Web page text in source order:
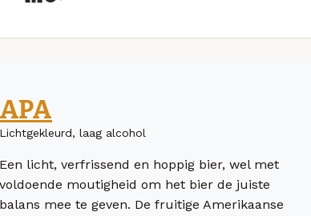
APA
Lichtgekleurd, laag alcohol
Een licht, verfrissend en hoppig bier, wel met
voldoende moutigheid om het bier de juiste
balans mee te geven. De fruitige Amerikaanse